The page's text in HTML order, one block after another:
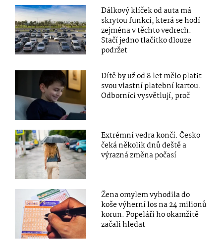
Dálkový klíček od auta má
skrytou funkci, která se hodí
zejména v těchto vedrech.
Stačí jedno tlačítko dlouze
podržet
Dítě by už od 8 let mělo platit
svou vlastní platební kartou.
Odborníci vysvětlují, proč
Extrémní vedra končí. Česko
čeká několik dnů deště a
výrazná změna počasí
Žena omylem vyhodila do
koše výherní los na 24 milionů
korun. Popeláři ho okamžitě
začali hledat